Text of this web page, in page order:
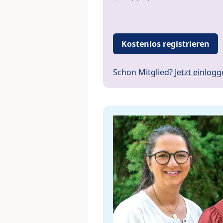
Kostenlos registrieren
Schon Mitglied? Jetzt